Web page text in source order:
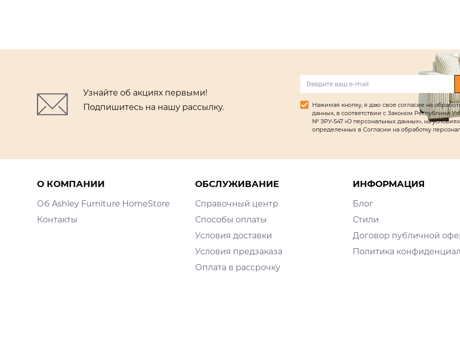
Узнайте об акциях первыми!
Подпишитесь на нашу рассылку.
Нажимая кнопку, я даю свое согласие на
данных, в соответствии с Законом Республики
№ ЗРУ-547 «О персональных данных», на
определенных в Согласии на обработку
О КОМПАНИИ
Об Ashley Furniture HomeStore
Контакты
ОБСЛУЖИВАНИЕ
Справочный центр
Способы оплаты
Условия доставки
Условия предзаказа
Оплата в рассрочку
ИНФОРМАЦИЯ
Блог
Стили
Договор публичной
Политика